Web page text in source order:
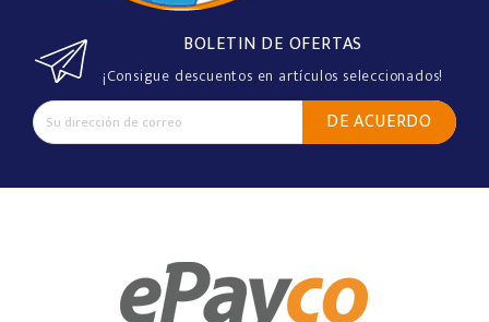
BOLETIN DE OFERTAS
¡Consigue descuentos en artículos seleccionados!